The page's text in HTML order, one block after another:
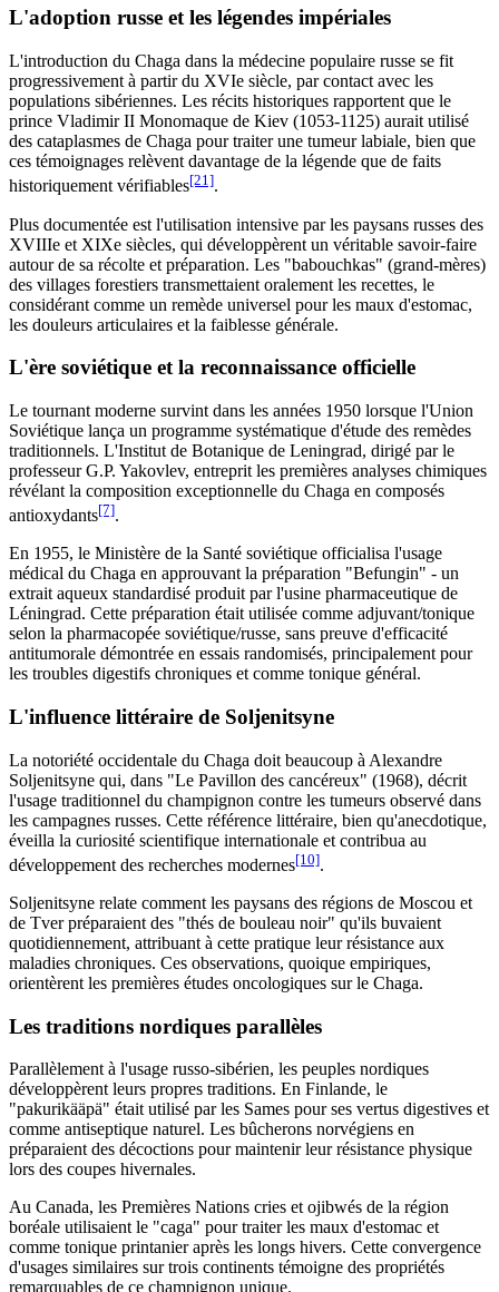
L'adoption russe et les légendes impériales
L'introduction du Chaga dans la médecine populaire russe se fit
progressivement à partir du XVIe siècle, par contact avec les
populations sibériennes. Les récits historiques rapportent que le
prince Vladimir II Monomaque de Kiev (1053-1125) aurait utilisé
des cataplasmes de Chaga pour traiter une tumeur labiale, bien que
ces témoignages relèvent davantage de la légende que de faits
historiquement vérifiables[21].
Plus documentée est l'utilisation intensive par les paysans russes des
XVIIIe et XIXe siècles, qui développèrent un véritable savoir-faire
autour de sa récolte et préparation. Les "babouchkas" (grand-mères)
des villages forestiers transmettaient oralement les recettes, le
considérant comme un remède universel pour les maux d'estomac,
les douleurs articulaires et la faiblesse générale.
L'ère soviétique et la reconnaissance officielle
Le tournant moderne survint dans les années 1950 lorsque l'Union
Soviétique lança un programme systématique d'étude des remèdes
traditionnels. L'Institut de Botanique de Leningrad, dirigé par le
professeur G.P. Yakovlev, entreprit les premières analyses chimiques
révélant la composition exceptionnelle du Chaga en composés
antioxydants[7].
En 1955, le Ministère de la Santé soviétique officialisa l'usage
médical du Chaga en approuvant la préparation "Befungin" - un
extrait aqueux standardisé produit par l'usine pharmaceutique de
Léningrad. Cette préparation était utilisée comme adjuvant/tonique
selon la pharmacopée soviétique/russe, sans preuve d'efficacité
antitumorale démontrée en essais randomisés, principalement pour
les troubles digestifs chroniques et comme tonique général.
L'influence littéraire de Soljenitsyne
La notoriété occidentale du Chaga doit beaucoup à Alexandre
Soljenitsyne qui, dans "Le Pavillon des cancéreux" (1968), décrit
l'usage traditionnel du champignon contre les tumeurs observé dans
les campagnes russes. Cette référence littéraire, bien qu'anecdotique,
éveilla la curiosité scientifique internationale et contribua au
développement des recherches modernes[10].
Soljenitsyne relate comment les paysans des régions de Moscou et
de Tver préparaient des "thés de bouleau noir" qu'ils buvaient
quotidiennement, attribuant à cette pratique leur résistance aux
maladies chroniques. Ces observations, quoique empiriques,
orientèrent les premières études oncologiques sur le Chaga.
Les traditions nordiques parallèles
Parallèlement à l'usage russo-sibérien, les peuples nordiques
développèrent leurs propres traditions. En Finlande, le
"pakurikääpä" était utilisé par les Sames pour ses vertus digestives et
comme antiseptique naturel. Les bûcherons norvégiens en
préparaient des décoctions pour maintenir leur résistance physique
lors des coupes hivernales.
Au Canada, les Premières Nations cries et ojibwés de la région
boréale utilisaient le "caga" pour traiter les maux d'estomac et
comme tonique printanier après les longs hivers. Cette convergence
d'usages similaires sur trois continents témoigne des propriétés
remarquables de ce champignon unique.